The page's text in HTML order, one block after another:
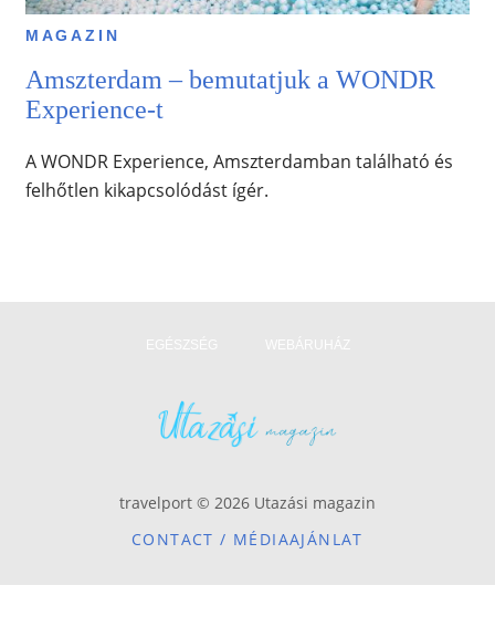
MAGAZIN
Amszterdam – bemutatjuk a WONDR
Experience-t
A WONDR Experience, Amszterdamban található és
felhőtlen kikapcsolódást ígér.
travelport © 2026 Utazási magazin
CONTACT / MÉDIAAJÁNLAT